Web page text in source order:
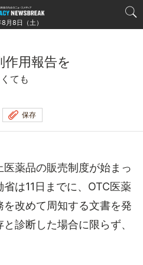
月8日（土）
作用報告を
ても
保存
薬品の販売制度が始まっ
は11日までに、OTC医薬
改めて周知する文書を発
診断した場合に限らず、